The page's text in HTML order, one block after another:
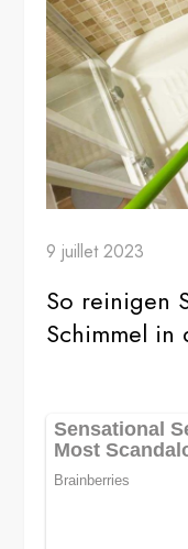
9 juillet 2023
So reinigen
Schimmel in